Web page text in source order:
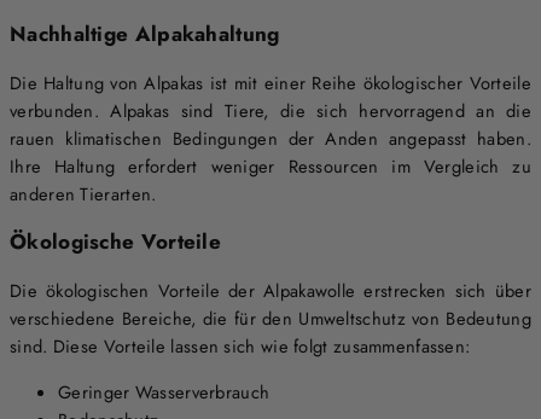
Nachhaltige Alpakahaltung
Die Haltung von Alpakas ist mit einer Reihe ökologischer Vorteile
verbunden. Alpakas sind Tiere, die sich hervorragend an die
rauen klimatischen Bedingungen der Anden angepasst haben.
Ihre Haltung erfordert weniger Ressourcen im Vergleich zu
anderen Tierarten.
Ökologische Vorteile
Die ökologischen Vorteile der Alpakawolle erstrecken sich über
verschiedene Bereiche, die für den Umweltschutz von Bedeutung
sind. Diese Vorteile lassen sich wie folgt zusammenfassen:
Geringer Wasserverbrauch